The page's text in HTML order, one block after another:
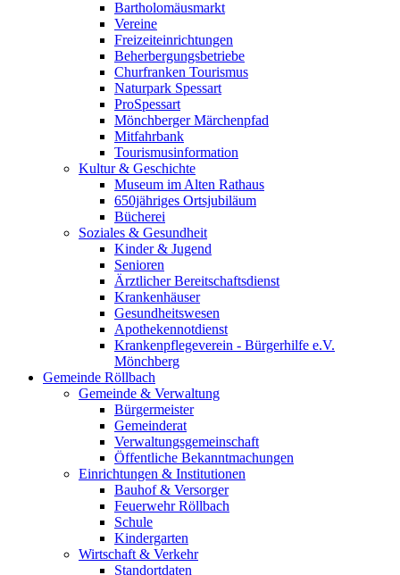
Bartholomäusmarkt
Vereine
Freizeiteinrichtungen
Beherbergungsbetriebe
Churfranken Tourismus
Naturpark Spessart
ProSpessart
Mönchberger Märchenpfad
Mitfahrbank
Tourismusinformation
Kultur & Geschichte
Museum im Alten Rathaus
650jähriges Ortsjubiläum
Bücherei
Soziales & Gesundheit
Kinder & Jugend
Senioren
Ärztlicher Bereitschaftsdienst
Krankenhäuser
Gesundheitswesen
Apothekennotdienst
Krankenpflegeverein - Bürgerhilfe e.V.
Mönchberg
Gemeinde Röllbach
Gemeinde & Verwaltung
Bürgermeister
Gemeinderat
Verwaltungsgemeinschaft
Öffentliche Bekanntmachungen
Einrichtungen & Institutionen
Bauhof & Versorger
Feuerwehr Röllbach
Schule
Kindergarten
Wirtschaft & Verkehr
Standortdaten